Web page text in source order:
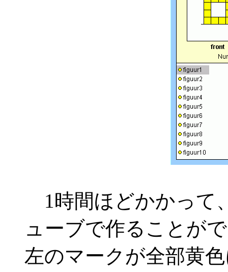
1時間ほどかかって
ューブで作ることが
左のマークが全部黄